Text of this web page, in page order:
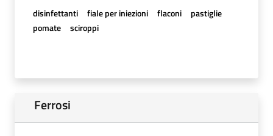
disinfettanti fiale per iniezioni flaconi
pastiglie
pomate
sciroppi
Ferrosi